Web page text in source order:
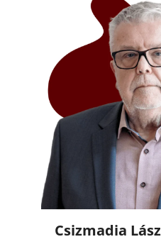
Csizmadia